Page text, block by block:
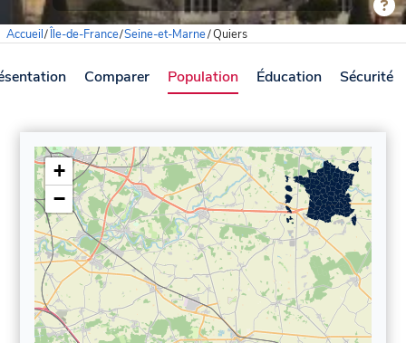
Accueil/Île-de-France/Seine-et-Marne/Quiers
Comparer Population Éducation Sécurité
+
−